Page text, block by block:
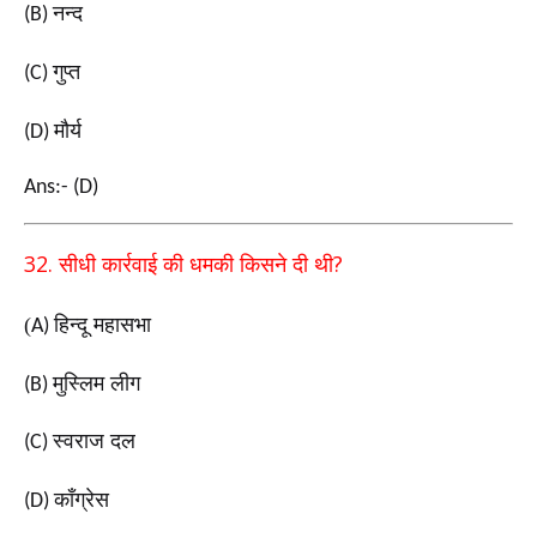
(B)नन्द
(C)गुप्त
(D)मौर्य
Ans:- (D)
32.सीधी कार्रवाई की धमकी किसने दी थी?
(A)हिन्दू महासभा
(B)मुस्लिम लीग
(C)स्वराज दल
(D)काँग्रेस